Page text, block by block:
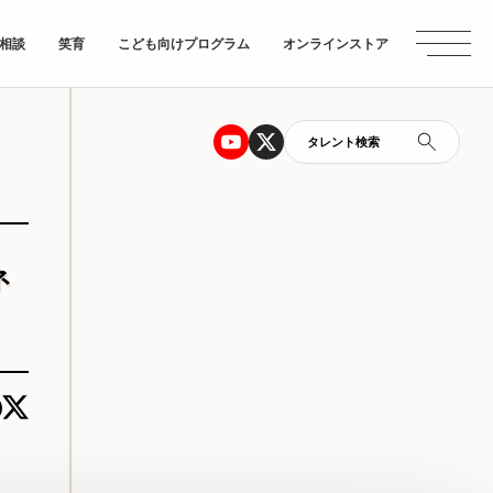
談 笑育 こども向けプログラム オンラインストア
タレント検索